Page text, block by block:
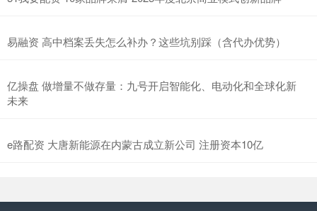
易融资 高中档案丢失怎么补办？这些坑别踩（含代办优势）
亿操盘 做增量不做存量：九号开启智能化、电动化和全球化新
未来
e路配资 大唐新能源在内蒙古成立新公司 注册资本10亿